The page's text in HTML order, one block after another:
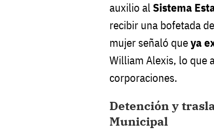
auxilio al Sistema
recibir una bofetada
mujer señaló queya
William Alexis, lo que
corporaciones.
Detención y
Municipal